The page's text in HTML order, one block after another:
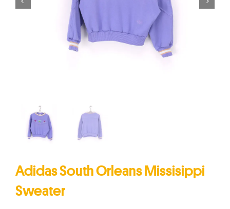
Adidas South Orleans Missisippi
Sweater